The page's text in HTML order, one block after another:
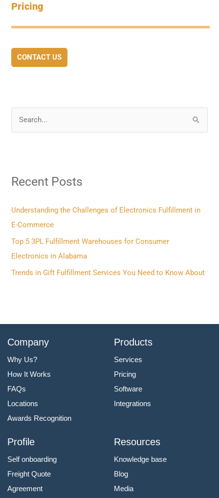
Pricing
CONTACT US
c
f
o
r
:
Recent Posts
Understanding the Challenges of Electronics Fulfillment in
E-Commerce
Top 5 3PL Fulfillment Warehouses for Consumer
Electronics in Alabama
Trends in Gift Fulfillment Services You Need to Know About
Company
Why Us?
How It Works
FAQs
Locations
Awards Recognition
Products
Services
Pricing
Software
Integrations
Profile
Self onboarding
Freight Quote
Agreement
Resources
Knowledge base
Blog
Media